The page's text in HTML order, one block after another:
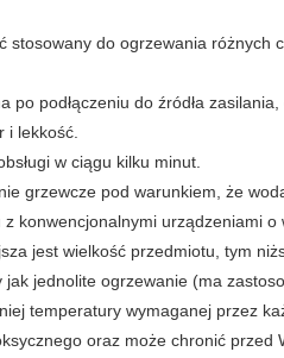
stosowany do ogrzewania różnych
po podłączeniu do źródła
i lekkość.
w ciągu kilku minut.
grzewcze pod warunkiem, że
z konwencjonalnymi urządzeniami
jest wielkość przedmiotu, tym
jak jednolite ogrzewanie (ma
temperatury wymaganej przez
oraz może chronić przed